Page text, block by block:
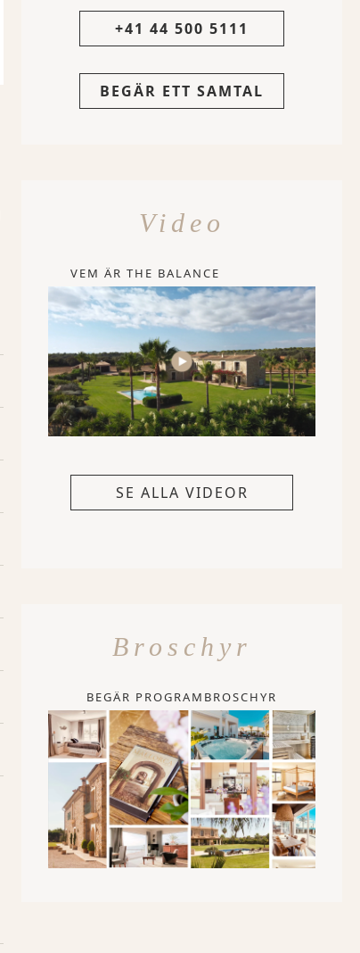
+41 44 500 5111
BEGÄR ETT SAMTAL
Video
VEM ÄR THE BALANCE
SE ALLA VIDEOR
Broschyr
BEGÄR PROGRAMBROSCHYR